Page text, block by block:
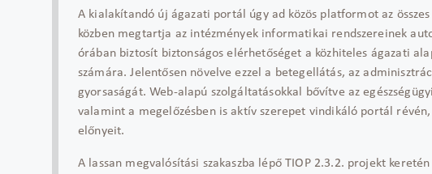
A kialakítandó új ágazati portál úgy ad közös platformot az
közben megtartja az intézmények informatikai rendszereinek
órában biztosít biztonságos elérhetőséget a közhiteles ágazati
számára. Jelentősen növelve ezzel a betegellátás, az
gyorsaságát. Web-alapú szolgáltatásokkal bővítve az
valamint a megelőzésben is aktív szerepet vindikáló portál
előnyeit.
A lassan megvalósítási szakaszba lépő TIOP 2.3.2. projekt